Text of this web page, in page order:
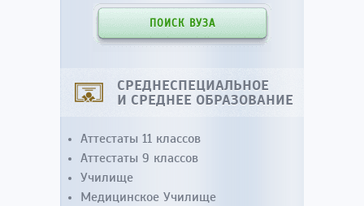
ПОИСК ВУЗА
СРЕДНЕСПЕЦИАЛЬНОЕ
И СРЕДНЕЕ ОБРАЗОВАНИЕ
Аттестаты 11 классов
Аттестаты 9 классов
Училище
Медицинское Училище